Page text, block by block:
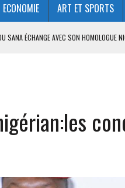
ECONOMIE ART ET SPORTS
SANA ÉCHANGE AVEC SON HOMOLOGUE
FIN DE MISSION, LE REPRÉSENTANT
DU PROTOCOLE DE MONTRÉAL DE 2014
ENREGISTRÉES EN SEULEMENT 12
ET SANITAIRES DES VDP